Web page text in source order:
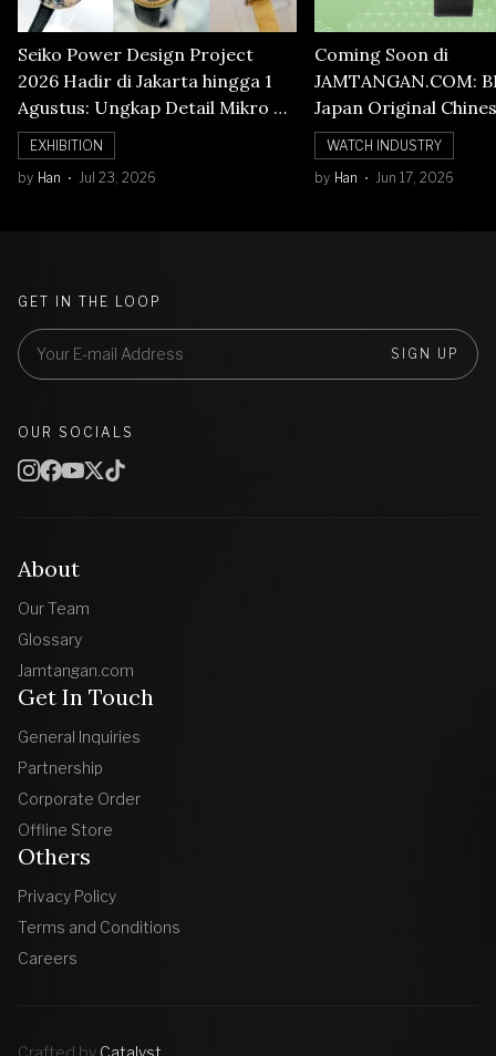
Seiko Power Design Project
2026 Hadir di Jakarta hingga 1
Agustus: Ungkap Detail Mikro di
Balik Seni Watchmaking
EXHIBITION
by Han Jul 23, 2026
Coming Soon di
JAMTANGAN.COM:
Japan Original
Numerals Watch
WATCH INDUSTRY
by Han Jun 17, 2026
About
Our Team
Glossary
Jamtangan.com
Get In Touch
General Inquiries
Partnership
Corporate Order
Offline Store
Others
Privacy Policy
Terms and Conditions
Careers
GET IN THE LOOP
SIGN UP
OUR SOCIALS